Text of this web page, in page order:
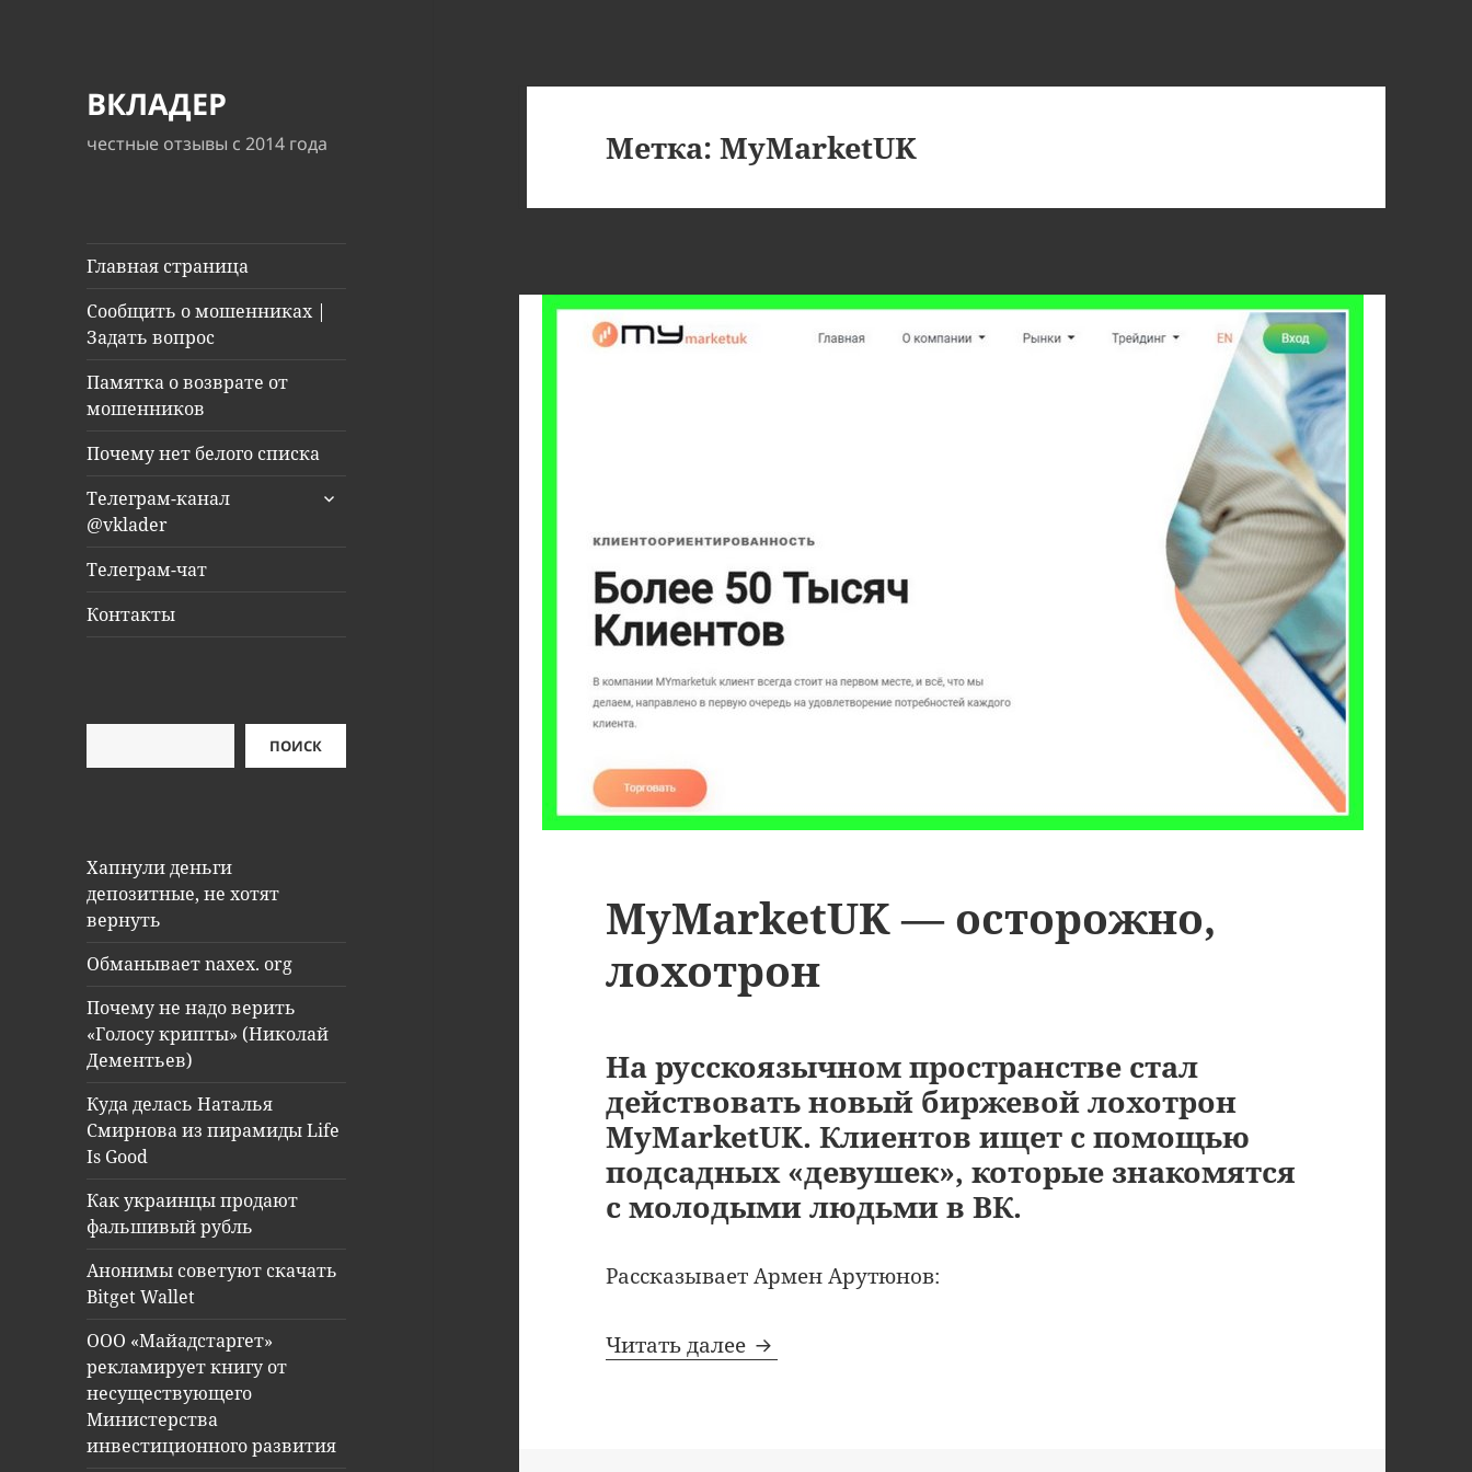
ВКЛАДЕР
честные отзывы с 2014 года
Главная страница
Сообщить о мошенниках |
Задать вопрос
Памятка о возврате от
мошенников
Почему нет белого списка
Телеграм-канал
@vklader
раскрыть
Телеграм-чат
Контакты
ПОИСК
Хапнули деньги
депозитные, не хотят
вернуть
Обманывает naxex. org
Почему не надо верить
«Голосу крипты» (Николай
Дементьев)
Куда делась Наталья
Смирнова из пирамиды Life
Is Good
Как украинцы продают
фальшивый рубль
Анонимы советуют скачать
Bitget Wallet
ООО «Майадстаргет»
рекламирует книгу от
несуществующего
Министерства
инвестиционного развития
Метка:MyMarketUK
MyMarketUK — осторожно,
лохотрон
На русскоязычном пространстве стал
действовать новый биржевой лохотрон
MyMarketUK. Клиентов ищет с помощью
подсадных «девушек», которые знакомятся
с молодыми людьми в ВК.
Рассказывает Армен Арутюнов:
Читать далее MyMarketUK — осторожно, лохотрон